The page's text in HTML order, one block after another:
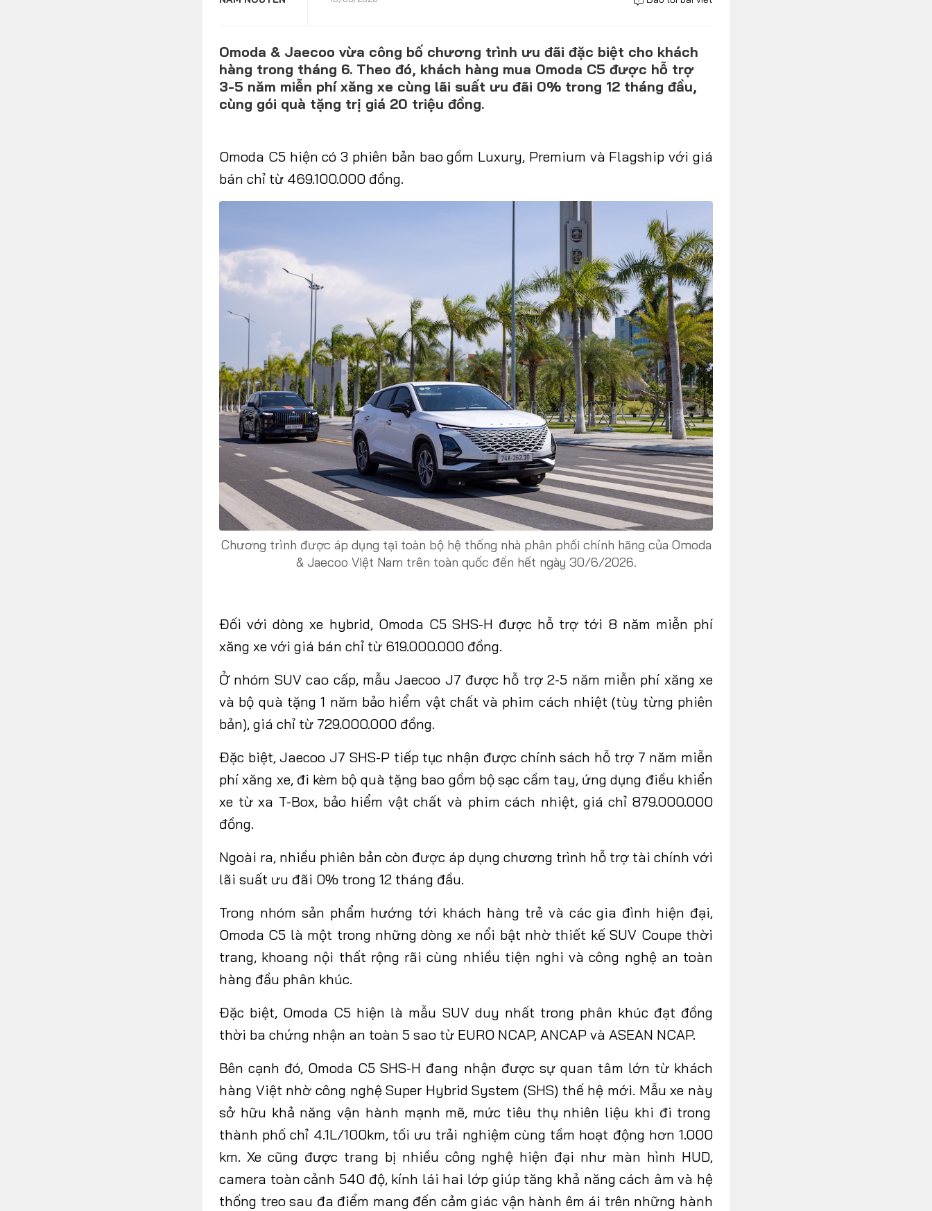
CONTACT US
0972271616
ngocvu.vneconomy@gmail.com
Omoda & Jaecoo vừa công bố chương trình ưu đãi đặc biệt cho khách
hàng trong tháng 6. Theo đó, khách hàng mua Omoda C5 được hỗ trợ
3-5 năm miễn phí xăng xe cùng lãi suất ưu đãi 0% trong 12 tháng đầu,
cùng gói quà tặng trị giá 20 triệu đồng.
Omoda C5 hiện có 3 phiên bản bao gồm Luxury, Premium và Flagship với giá
bán chỉ từ 469.100.000 đồng.
Chương trình được áp dụng tại toàn bộ hệ thống nhà phân phối chính hãng của Omoda
& Jaecoo Việt Nam trên toàn quốc đến hết ngày 30/6/2026.
Đối với dòng xe hybrid, Omoda C5 SHS-H được hỗ trợ tới 8 năm miễn phí
xăng xe với giá bán chỉ từ 619.000.000 đồng.
Ở nhóm SUV cao cấp, mẫu Jaecoo J7 được hỗ trợ 2-5 năm miễn phí xăng xe
và bộ quà tặng 1 năm bảo hiểm vật chất và phim cách nhiệt (tùy từng phiên
bản), giá chỉ từ 729.000.000 đồng.
Đặc biệt, Jaecoo J7 SHS-P tiếp tục nhận được chính sách hỗ trợ 7 năm miễn
phí xăng xe, đi kèm bộ quà tặng bao gồm bộ sạc cầm tay, ứng dụng điều khiển
xe từ xa T-Box, bảo hiểm vật chất và phim cách nhiệt, giá chỉ 879.000.000
đồng.
Ngoài ra, nhiều phiên bản còn được áp dụng chương trình hỗ trợ tài chính với
lãi suất ưu đãi 0% trong 12 tháng đầu.
Trong nhóm sản phẩm hướng tới khách hàng trẻ và các gia đình hiện đại,
Omoda C5 là một trong nhữngdòng xe nổi bật nhờ thiết kế SUV Coupe thời
trang, khoang nội thất rộng rãi cùng nhiều tiện nghi và công nghệ an toàn
hàng đầu phân khúc.
Đặc biệt, Omoda C5 hiện là mẫu SUV duy nhất trong phân khúc đạt đồng
thời ba chứng nhận an toàn 5 sao từ EURO NCAP, ANCAP và ASEAN NCAP.
Bên cạnh đó, Omoda C5 SHS-H đang nhận được sự quan tâm lớn từ khách
hàng Việt nhờ công nghệ Super Hybrid System (SHS) thế hệ mới. Mẫu xe này
sở hữu khả năng vận hành mạnh mẽ, mức tiêu thụ nhiên liệu khi đi trong
thành phố chỉ 4.1L/100km, tối ưu trải nghiệm cùng tầm hoạt động hơn 1.000
km. Xe cũng được trang bị nhiều công nghệ hiện đại như màn hình HUD,
camera toàn cảnh 540 độ, kính lái hai lớp giúp tăng khả năng cách âm và hệ
thống treo sau đa điểm mang đến cảm giác vận hành êm ái trên những hành